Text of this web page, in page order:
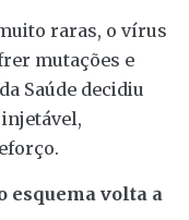
raras, o vírus
mutações e
Saúde decidiu
esquema volta a